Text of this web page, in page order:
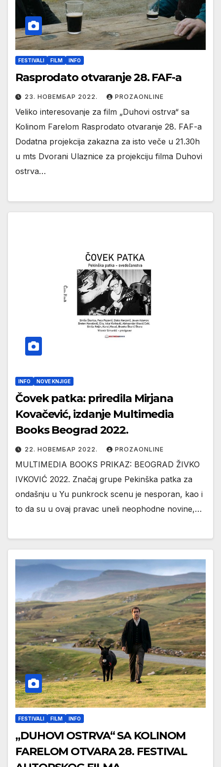
FESTIVALI FILM INFO
Rasprodato otvaranje 28. FAF-a
23. НОВЕМБАР 2022. PROZAONLINE
Veliko interesovanje za film „Duhovi ostrva“ sa
Kolinom Farelom Rasprodato otvaranje 28. FAF-a
Dodatna projekcija zakazna za isto veče u 21.30h
u mts Dvorani Ulaznice za projekciju filma Duhovi
ostrva…
INFO NOVE KNJIGE
Čovek patka: priredila Mirjana
Kovačević, izdanje Multimedia
Books Beograd 2022.
22. НОВЕМБАР 2022. PROZAONLINE
MULTIMEDIA BOOKS PRIKAZ: BEOGRAD ŽIVKO
IVKOVIĆ 2022. Značaj grupe Pekinška patka za
ondašnju u Yu punkrock scenu je nesporan, kao i
to da su u ovaj pravac uneli neophodne novine,…
FESTIVALI FILM INFO
„DUHOVI OSTRVA“ SA KOLINOM
FARELOM OTVARA 28. FESTIVAL